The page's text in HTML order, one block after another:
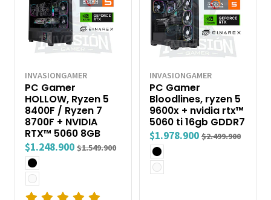
INVASIONGAMER
PC Gamer
HOLLOW, Ryzen 5
8400F / Ryzen 7
8700F + NVIDIA
RTX™ 5060 8GB
$1.248.900 $1.549.900
INVASIONGAMER
PC Gamer
Bloodlines, ryzen 5
9600x + nvidia rtx™
5060 ti 16gb GDDR7
$1.978.900 $2.499.900